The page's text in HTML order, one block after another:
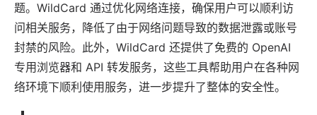
题。WildCard 通过优化网络连接，确保用户可以顺利访
问相关服务，降低了由于网络问题导致的数据泄露或账号
封禁的风险。此外，WildCard 还提供了免费的 OpenAI
专用浏览器和 API 转发服务，这些工具帮助用户在各种网
络环境下顺利使用服务，进一步提升了整体的安全性。